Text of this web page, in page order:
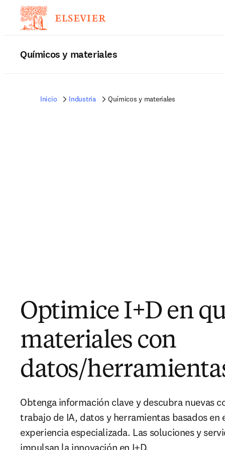
Químicos y materiales
Inicio Industria Químicos y materiales
Optimice I+D en
materiales con
datos/
Obtenga información clave y descubra nuevas
trabajo de IA, datos y herramientas basados en
experiencia especializada. Las soluciones y
impulsan la innovación en I+D.